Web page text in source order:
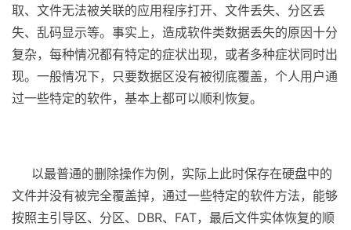
取、文件无法被关联的应用程序打开、文件丢失、分区丢
失、乱码显示等。事实上，造成软件类数据丢失的原因十分
复杂，每种情况都有特定的症状出现，或者多种症状同时出
现。一般情况下，只要数据区没有被彻底覆盖，个人用户通
过一些特定的软件，基本上都可以顺利恢复。
以最普通的删除操作为例，实际上此时保存在硬盘中的
文件并没有被完全覆盖掉，通过一些特定的软件方法，能够
按照主引导区、分区、DBR、FAT，最后文件实体恢复的顺